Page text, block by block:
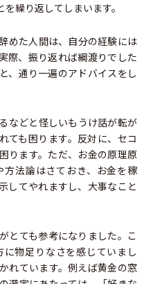
繰り返してしまいます。
めた人間は、自分の経験には
際、振り返れば綱渡りでした
、通り一遍のアドバイスをし
などと怪しいもうけ話が転が
ても困ります。反対に、セコ
ります。ただ、お金の原理原
法論はさておき、お金を稼
してやれますし、大事なこと
とても参考になりました。こ
物足りなさを感じていまし
れています。例えば黄金の窓